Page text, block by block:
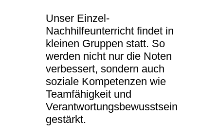
Unser Einzel-
Nachhilfeunterricht findet in
kleinen Gruppen statt. So
werden nicht nur die Noten
verbessert, sondern auch
soziale Kompetenzen wie
Teamfähigkeit und
Verantwortungsbewusstsein
gestärkt.